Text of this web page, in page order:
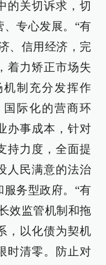
的关切诉求，切
专心发展。“有
、信用经济，完
着力矫正市场失
制充分发挥作
际化的营商环
办事成本，针对
持力度，全面提
人民满意的法治
务型政府。“有
效监管机制和拖
，以化债为契机
时清零。防止对